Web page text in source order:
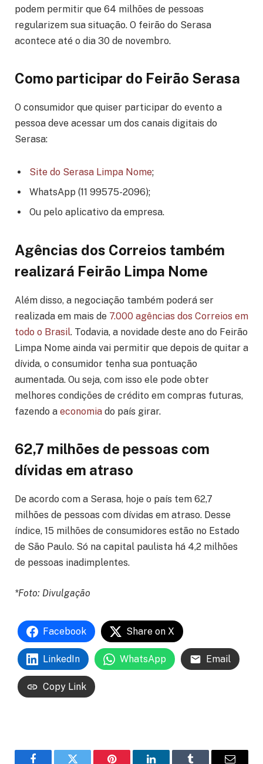
podem permitir que 64 milhões de pessoas
regularizem sua situação. O feirão do Serasa
acontece até o dia 30 de novembro.
Como participar do Feirão Serasa
O consumidor que quiser participar do evento a
pessoa deve acessar um dos canais digitais do
Serasa:
Site do Serasa Limpa Nome;
WhatsApp (11 99575-2096);
Ou pelo aplicativo da empresa.
Agências dos Correios também
realizará Feirão Limpa Nome
Além disso, a negociação também poderá ser
realizada em mais de 7.000 agências dos Correios em
todo o Brasil. Todavia, a novidade deste ano do Feirão
Limpa Nome ainda vai permitir que depois de quitar a
dívida, o consumidor tenha sua pontuação
aumentada. Ou seja, com isso ele pode obter
melhores condições de crédito em compras futuras,
fazendo a economia do país girar.
62,7 milhões de pessoas com
dívidas em atraso
De acordo com a Serasa, hoje o país tem 62,7
milhões de pessoas com dívidas em atraso. Desse
índice, 15 milhões de consumidores estão no Estado
de São Paulo. Só na capital paulista há 4,2 milhões
de pessoas inadimplentes.
*Foto: Divulgação
Facebook Share on X
LinkedIn WhatsApp Email
Copy Link